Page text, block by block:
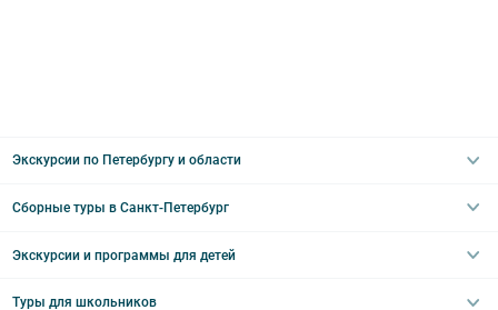
Экскурсии по Петербургу и области
Интерьерные
Сборные туры в Санкт-Петербург
Туры в Санкт-Петербург на 2 дня
Экскурсии и программы для детей
Туры для школьников